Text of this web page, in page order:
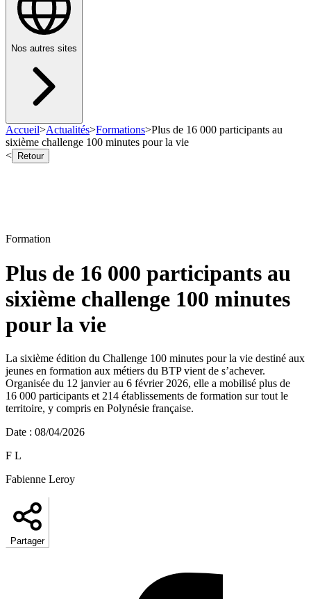
Nos autres sites
Accueil>Actualités>Formations>Plus de 16 000 participants au
sixième challenge 100 minutes pour la vie
<
Retour
Formation
Plus de 16 000 participants au
sixième challenge 100 minutes
pour la vie
La sixième édition du Challenge 100 minutes pour la vie destiné aux
jeunes en formation aux métiers du BTP vient de s’achever.
Organisée du 12 janvier au 6 février 2026, elle a mobilisé plus de
16 000 participants et 214 établissements de formation sur tout le
territoire, y compris en Polynésie française.
Date : 08/04/2026
F L
Fabienne Leroy
Partager